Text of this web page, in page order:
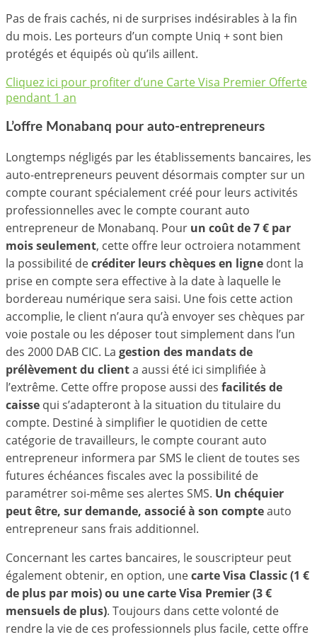
Pas de frais cachés, ni de surprises indésirables à la fin
du mois. Les porteurs d’un compte Uniq + sont bien
protégés et équipés où qu’ils aillent.
Cliquez ici pour profiter d’une Carte Visa Premier Offerte
pendant 1 an
L’offre Monabanq pour auto-entrepreneurs
Longtemps négligés par les établissements bancaires, les
auto-entrepreneurs peuvent désormais compter sur un
compte courant spécialement créé pour leurs activités
professionnelles avec le compte courant auto
entrepreneur de Monabanq. Pour un coût de 7 € par
mois seulement, cette offre leur octroiera notamment
la possibilité decréditer leurs chèques en ligne dont la
prise en compte sera effective à la date à laquelle le
bordereau numérique sera saisi. Une fois cette action
accomplie, le client n’aura qu’à envoyer ses chèques par
voie postale ou les déposer tout simplement dans l’un
des 2000 DAB CIC. La gestion des mandats de
prélèvement du clienta aussi été ici simplifiée à
l’extrême. Cette offre propose aussi des facilités de
caisse qui s’adapteront à la situation du titulaire du
compte. Destiné à simplifier le quotidien de cette
catégorie de travailleurs, le compte courant auto
entrepreneur informera par SMS le client de toutes ses
futures échéances fiscales avec la possibilité de
paramétrer soi-même ses alertes SMS. Un chéquier
peut être, sur demande, associé à son compteauto
entrepreneur sans frais additionnel.
Concernant les cartes bancaires, le souscripteur peut
également obtenir, en option, unecarte Visa Classic (1 €
de plus par mois) ou une carte Visa Premier (3 €
mensuels de plus). Toujours dans cette volonté de
rendre la vie de ces professionnels plus facile, cette offre